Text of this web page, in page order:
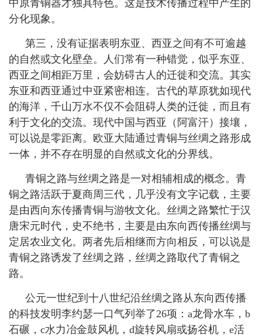
中原青铜器才独具特色。这是技术传播过程中产生的
分化现象。
第三，没有证据表明东亚、西亚之间有不可逾越
的自然或文化壁垒。人们常有一种错觉，似乎东亚、
西亚之间相距万里，会妨碍古人的迁徙和交流。其实
东亚和西亚通过中亚紧密相连。古代的草原犹如现代
的海洋，千山万水不仅不会阻碍人类的迁徙，而且有
利于文化的交流。现代中国与西亚（阿富汗）接壤，
可以说是零距离。欧亚大陆通过青铜与丝绸之路形成
一体，并不存在明显的自然或文化的分界线。
青铜之路与丝绸之路是一对相辅相成的概念。青
铜之路活跃于夏商周三代，几乎没有文字记载，主要
是由西向东传播青铜与游牧文化。丝绸之路繁忙于汉
唐宋元时代，史不绝书，主要是由东向西传播丝绸与
定居农业文化。两者先后相继而方向相反，可以说是
青铜之路诱发了丝绸之路，丝绸之路取代了青铜之
路。
公元一世纪到十八世纪沿丝绸之路从东向西传播
的科技发明李约瑟一口气列举了26项： a龙骨水车， b
石碾， c水力冶金鼓风机， d旋转风扇或扬谷机， e活